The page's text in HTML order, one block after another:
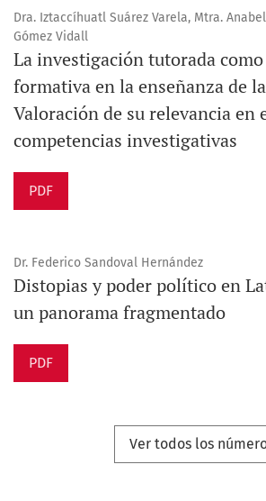
Dra. Iztaccíhuatl Suárez Varela, Mtra.
Gómez Vidall
La investigación tutorada
formativa en la enseñanza de
Valoración de su relevancia en
competencias investigativas
PDF
Dr. Federico Sandoval Hernández
Distopias y poder político en
un panorama fragmentado
PDF
Ver todos los